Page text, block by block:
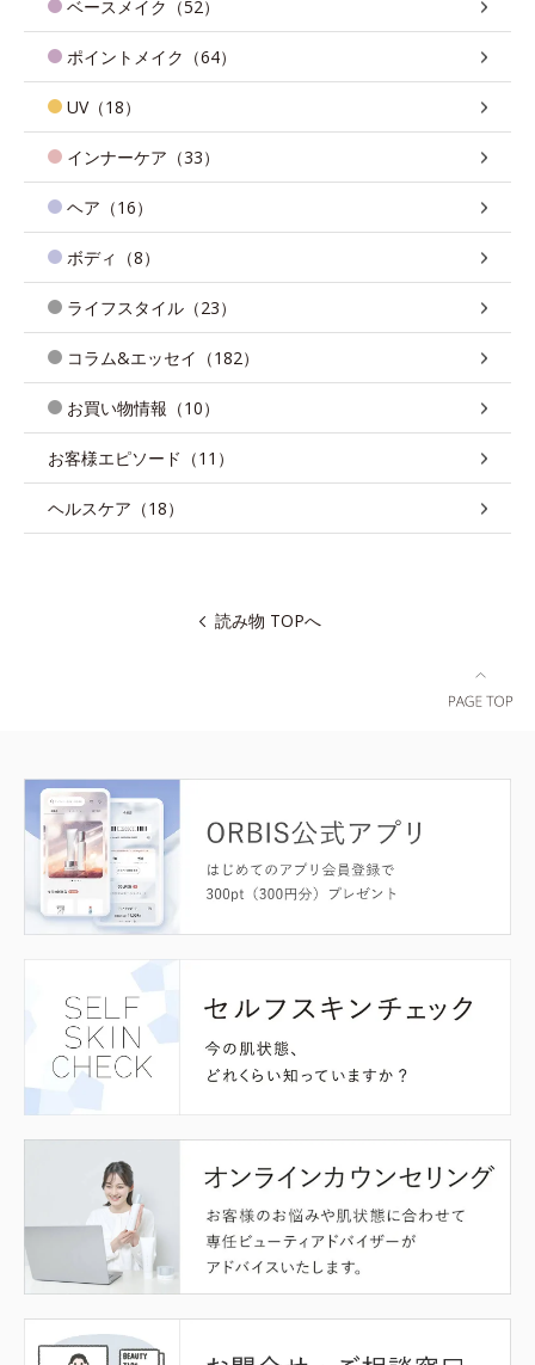
ベースメイク（52）
ポイントメイク（64）
UV（18）
インナーケア（33）
ヘア（16）
ボディ（8）
ライフスタイル（23）
コラム&エッセイ（182）
お買い物情報（10）
お客様エピソード（11）
ヘルスケア（18）
読み物 TOPへ